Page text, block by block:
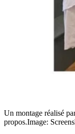
Un montage réalisé
propos.Image: